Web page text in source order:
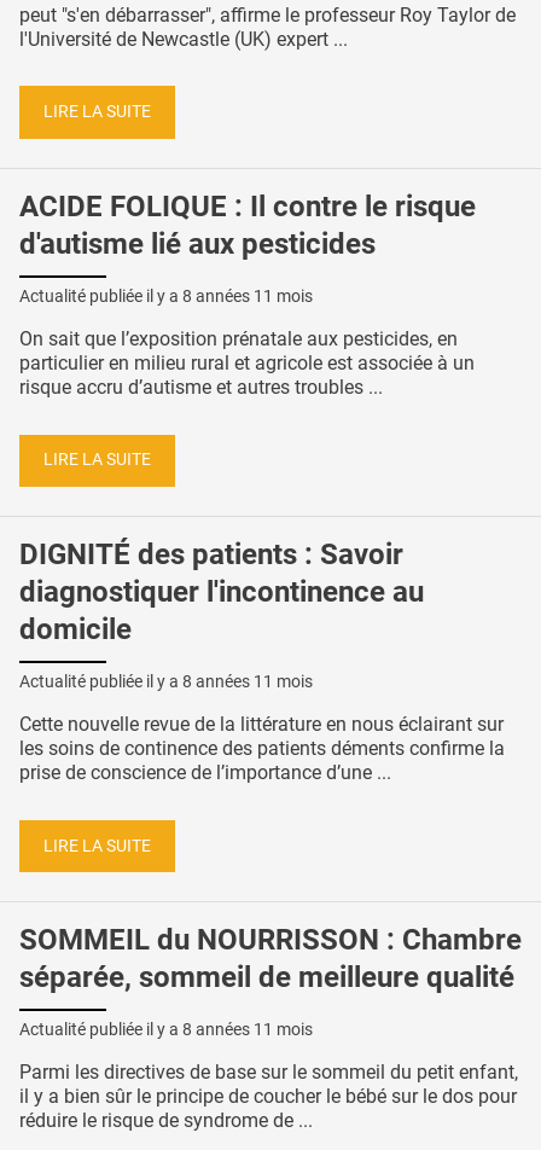
peut "s'en débarrasser", affirme le professeur Roy Taylor de
l'Université de Newcastle (UK) expert ...
LIRE LA SUITE
ACIDE FOLIQUE : Il contre le risque
d'autisme lié aux pesticides
Actualité publiée il y a 8 années 11 mois
On sait que l’exposition prénatale aux pesticides, en
particulier en milieu rural et agricole est associée à un
risque accru d’autisme et autres troubles ...
LIRE LA SUITE
DIGNITÉ des patients : Savoir
diagnostiquer l'incontinence au
domicile
Actualité publiée il y a 8 années 11 mois
Cette nouvelle revue de la littérature en nous éclairant sur
les soins de continence des patients déments confirme la
prise de conscience de l’importance d’une ...
LIRE LA SUITE
SOMMEIL du NOURRISSON : Chambre
séparée, sommeil de meilleure qualité
Actualité publiée il y a 8 années 11 mois
Parmi les directives de base sur le sommeil du petit enfant,
il y a bien sûr le principe de coucher le bébé sur le dos pour
réduire le risque de syndrome de ...